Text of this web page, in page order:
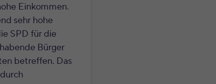
Einkommen.
sehr hohe
SPD für die
Bürger
betreffen. Das